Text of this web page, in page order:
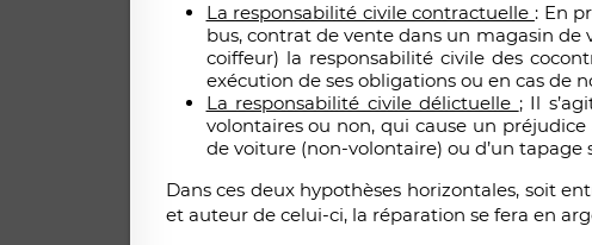
La responsabilité civile contractuelle : En
bus, contrat de vente dans un magasin
coiffeur) la responsabilité civile des
exécution de ses obligations ou en cas de
La responsabilité civile délictuelle ; Il
volontaires ou non, qui cause un
de voiture (non-volontaire) ou d’un tapage
Dans ces deux hypothèses horizontales, soit
et auteur de celui-ci, la réparation se fera en